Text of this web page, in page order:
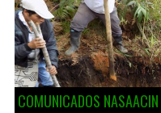
COMUNICADOS NASAACIN